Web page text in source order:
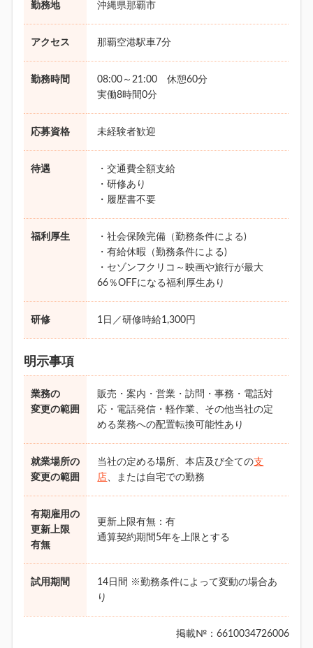
勤務地 沖縄県那覇市
アクセス 那覇空港駅車7分
勤務時間
08:00～21:00 休憩60分
実働8時間0分
応募資格 未経験者歓迎
待遇
・交通費全額支給
・研修あり
・履歴書不要
福利厚生
・社会保険完備（勤務条件による)
・有給休暇（勤務条件による)
・セゾンフクリコ～映画や旅行が最大
66％OFFになる福利厚生あり
研修 1日／研修時給1,300円
明示事項
業務の
変更の範囲
販売・案内・営業・訪問・事務・電話対
応・電話発信・軽作業、その他当社の定
める業務への配置転換可能性あり
就業場所の
変更の範囲
当社の定める場所、本店及び全ての支
店、または自宅での勤務
有期雇用の
更新上限
有無
更新上限有無：有
通算契約期間5年を上限とする
試用期間
14日間 ※勤務条件によって変動の場合あ
り
掲載№：6610034726006